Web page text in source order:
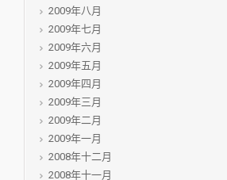
2009年八月
2009年七月
2009年六月
2009年五月
2009年四月
2009年三月
2009年二月
2009年一月
2008年十二月
2008年十一月